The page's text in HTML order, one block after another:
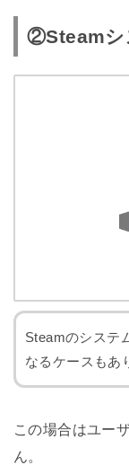
②Steamシ
Steamのシステ
なるケースもあ
この場合はユー
ん。